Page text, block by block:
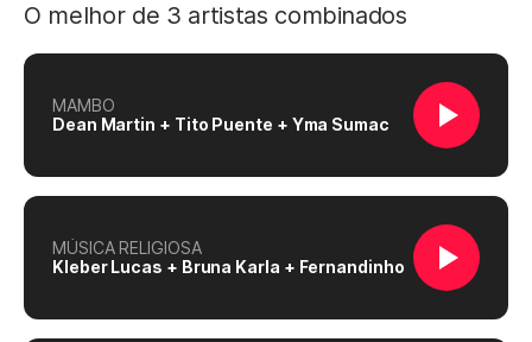
O melhor de 3 artistas combinados
MAMBO
Dean Martin + Tito Puente + Yma Sumac
MÚSICA RELIGIOSA
Kleber Lucas + Bruna Karla + Fernandinho